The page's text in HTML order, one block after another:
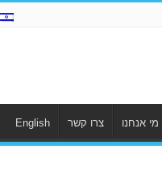
מי אנחנו צרו קשר English